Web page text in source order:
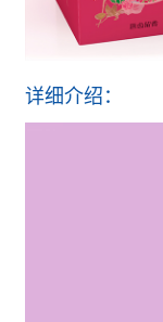
详细介绍：